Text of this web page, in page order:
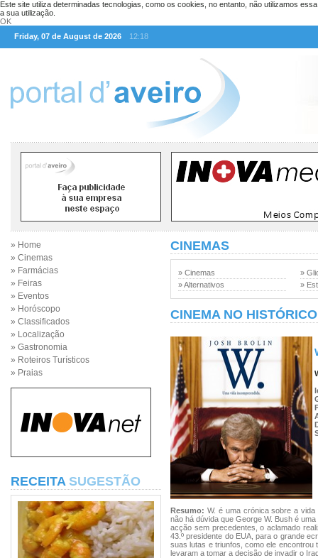
Este site utiliza determinadas tecnologias, como os cookies, no entanto, não utilizamos
a sua utilização.
OK
Friday, 07 de August de 2026
12:18
» Home
» Cinemas
» Farmácias
» Feiras
» Eventos
» Horóscopo
» Classificados
» Localização
» Gastronomia
» Roteiros Turísticos
» Praias
RECEITA SUGESTÃO
CINEMAS
» Cinemas
» Alternativos
»
»
CINEMA NO HISTÓRICO
Resumo: W. é uma crónica sobre a
não há dúvida que George W. Bush é
acção sem precedentes, o aclamado
43.º presidente do EUA, para o grande
suas lutas e triunfos, como ele
levaram a tomar a decisão de invadir o